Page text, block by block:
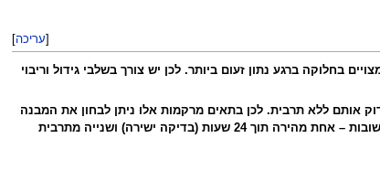
[עריכה]
ברגע נתון זעום ביותר. לכן יש צורך בשלבי גידול וריבוי
אותם ללא תרבית. לכן בתאים מרקמות אלו ניתן לבחון את המבנה
הכרומוזומלי תוך כ-24 שעות. רקמות אלו ניבחנות באופן ישיר (ללא שלב תרבית) וגם לאחר תרבית – ולכן ברקמות אלו מתקבלות שתי תשובות – אחת מהירה תוך 24 שעות (בדיקה ישירה) ושנייה מתרבית